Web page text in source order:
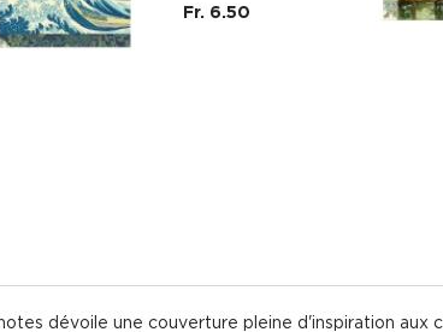
Fr. 6.50
dévoile une couverture pleine d'inspiration aux